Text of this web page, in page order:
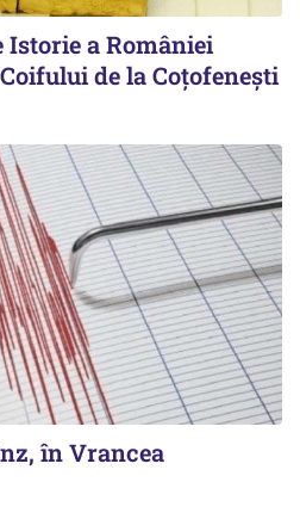
a României
de la Coțofenești
în Vrancea